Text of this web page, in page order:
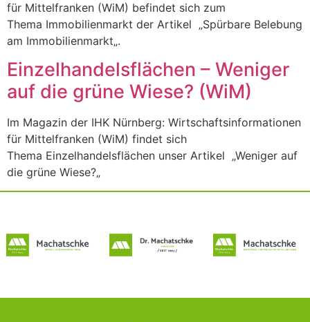
für Mittelfranken (WiM) befindet sich zum
Thema Immobilienmarkt der Artikel „Spürbare Belebung
am Immobilienmarkt„.
Einzelhandelsflächen – Weniger
auf die grüne Wiese? (WiM)
Im Magazin der IHK Nürnberg: Wirtschaftsinformationen
für Mittelfranken (WiM) findet sich
Thema Einzelhandelsflächen unser Artikel „Weniger auf
die grüne Wiese?„